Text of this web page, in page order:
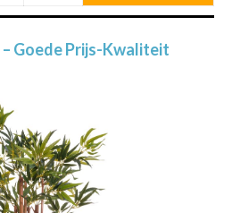
– Goede Prijs-Kwaliteit